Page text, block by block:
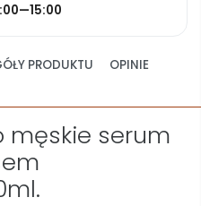
PRODUKTU
OPINIE
męskie serum